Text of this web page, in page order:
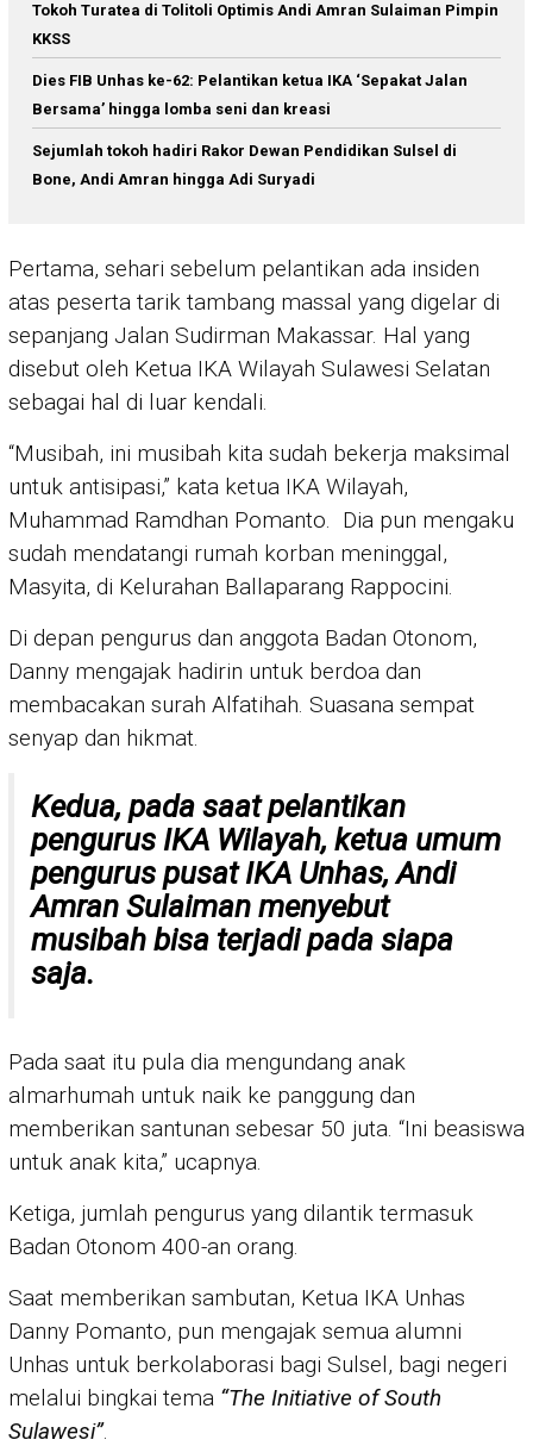
Tokoh Turatea di Tolitoli Optimis Andi Amran Sulaiman Pimpin
KKSS
Dies FIB Unhas ke-62: Pelantikan ketua IKA ‘Sepakat Jalan
Bersama’ hingga lomba seni dan kreasi
Sejumlah tokoh hadiri Rakor Dewan Pendidikan Sulsel di
Bone, Andi Amran hingga Adi Suryadi
Pertama, sehari sebelum pelantikan ada insiden
atas peserta tarik tambang massal yang digelar di
sepanjang Jalan Sudirman Makassar. Hal yang
disebut oleh Ketua IKA Wilayah Sulawesi Selatan
sebagai hal di luar kendali.
“Musibah, ini musibah kita sudah bekerja maksimal
untuk antisipasi,” kata ketua IKA Wilayah,
Muhammad Ramdhan Pomanto. Dia pun mengaku
sudah mendatangi rumah korban meninggal,
Masyita, di Kelurahan Ballaparang Rappocini.
Di depan pengurus dan anggota Badan Otonom,
Danny mengajak hadirin untuk berdoa dan
membacakan surah Alfatihah. Suasana sempat
senyap dan hikmat.
Kedua, pada saat pelantikan
pengurus IKA Wilayah, ketua umum
pengurus pusat IKA Unhas, Andi
Amran Sulaiman menyebut
musibah bisa terjadi pada siapa
saja.
Pada saat itu pula dia mengundang anak
almarhumah untuk naik ke panggung dan
memberikan santunan sebesar 50 juta. “Ini beasiswa
untuk anak kita,” ucapnya.
Ketiga, jumlah pengurus yang dilantik termasuk
Badan Otonom 400-an orang.
Saat memberikan sambutan, Ketua IKA Unhas
Danny Pomanto, pun mengajak semua alumni
Unhas untuk berkolaborasi bagi Sulsel, bagi negeri
melalui bingkai tema “The Initiative of South
Sulawesi”.